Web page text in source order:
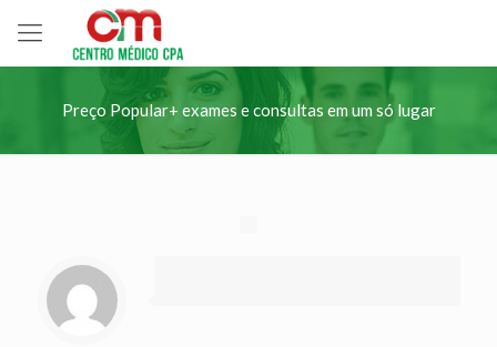
Preço Popular+ exames e consultas em um só lugar